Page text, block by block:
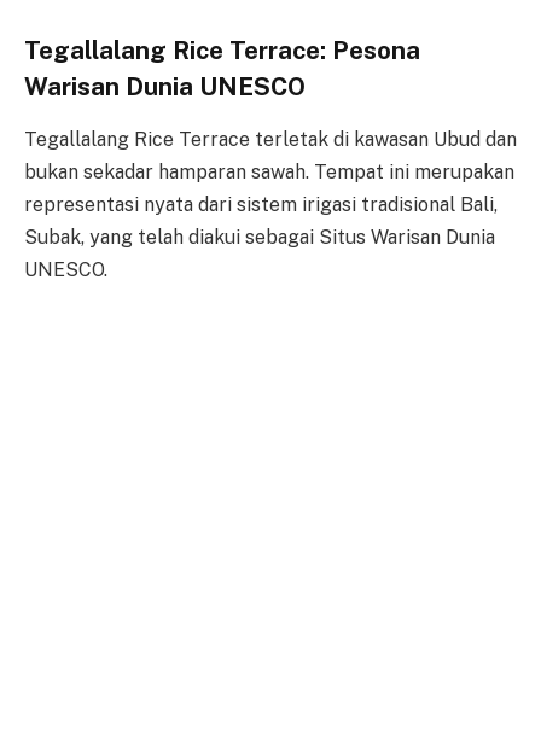
Tegallalang Rice Terrace: Pesona
Warisan Dunia UNESCO
Tegallalang Rice Terrace terletak di kawasan Ubud dan
bukan sekadar hamparan sawah. Tempat ini merupakan
representasi nyata dari sistem irigasi tradisional Bali,
Subak, yang telah diakui sebagai Situs Warisan Dunia
UNESCO.